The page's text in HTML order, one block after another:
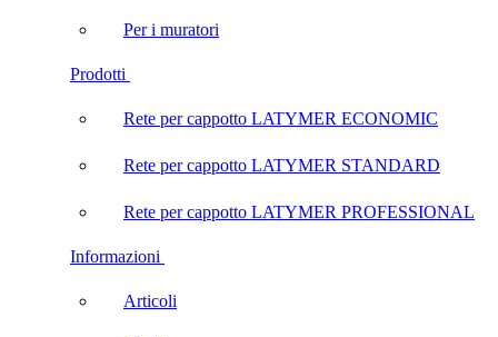
Per i muratori
Prodotti
Rete per cappotto LATYMER ECONOMIC
Rete per cappotto LATYMER STANDARD
Rete per cappotto LATYMER PROFESSIONAL
Informazioni
Articoli